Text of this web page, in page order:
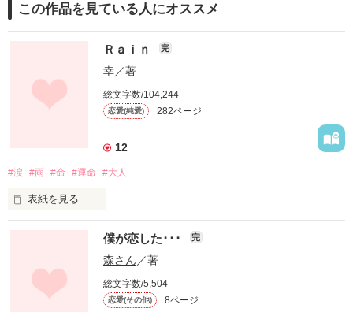
この作品を見ている人にオススメ
Ｒａｉｎ 完
幸／著
総文字数/104,244
恋愛(純愛) 282ページ
12
#涙 #雨 #命 #運命 #大人
表紙を見る
僕が恋した･･･ 完
森さん／著
総文字数/5,504
恋愛(その他) 8ページ